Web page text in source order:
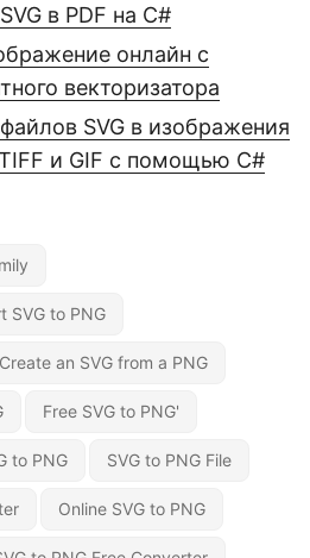
в PDF на C#
онлайн с
векторизатора
SVG в изображения
TIFF и GIF с помощью C#
SVG to PNG
Create an SVG from a PNG
Free SVG to PNG'
to PNG SVG to PNG File
Online SVG to PNG